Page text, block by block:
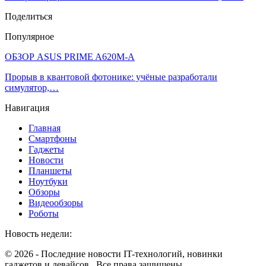
Поделиться
Популярное
ОБЗОР ASUS PRIME A620M-A
Прорыв в квантовой фотонике: учёные разработали
симулятор,…
Навигация
Главная
Смартфоны
Гаджеты
Новости
Планшеты
Ноутбуки
Обзоры
Видеообзоры
Роботы
Новость недели:
© 2026 - Последние новости IT-технологий, новинки